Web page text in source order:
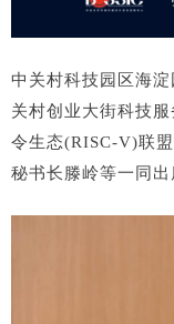
中关村科技园区海
关村创业大街科技
令生态(RISC-V)联
秘书长滕岭等一同出